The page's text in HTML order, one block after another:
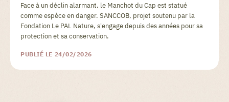
Face à un déclin alarmant, le Manchot du Cap est statué
comme espèce en danger. SANCCOB, projet soutenu par la
Fondation Le PAL Nature, s'engage depuis des années pour sa
protection et sa conservation.
PUBLIÉ LE 24/02/2026